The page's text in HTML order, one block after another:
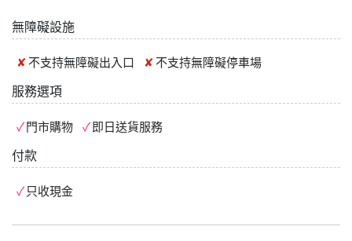
無障礙設施
不支持無障礙出入口 不支持無障礙停車場
服務選項
門市購物 即日送貨服務
付款
只收現金